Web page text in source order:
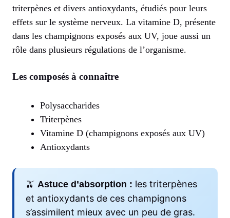
triterpènes et divers antioxydants, étudiés pour leurs
effets sur le système nerveux. La vitamine D, présente
dans les champignons exposés aux UV, joue aussi un
rôle dans plusieurs régulations de l’organisme.
Les composés à connaître
Polysaccharides
Triterpènes
Vitamine D (champignons exposés aux UV)
Antioxydants
🫒 Astuce d’absorption : les triterpènes
et antioxydants de ces champignons
s’assimilent mieux avec un peu de gras.